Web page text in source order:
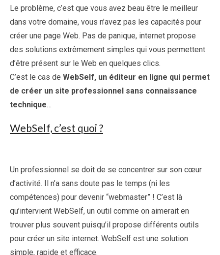
Le problème, c’est que vous avez beau être le meilleur
dans votre domaine, vous n’avez pas les capacités pour
créer une page Web. Pas de panique, internet propose
des solutions extrêmement simples qui vous permettent
d’être présent sur le Web en quelques clics.
C’est le cas de WebSelf, un éditeur en ligne qui permet
de créer un site professionnel sans connaissance
technique…
WebSelf, c’est quoi ?
Un professionnel se doit de se concentrer sur son cœur
d’activité. Il n’a sans doute pas le temps (ni les
compétences) pour devenir “webmaster” ! C’est là
qu’intervient WebSelf, un outil comme on aimerait en
trouver plus souvent puisqu’il propose différents outils
pour créer un site internet. WebSelf est une solution
simple, rapide et efficace.